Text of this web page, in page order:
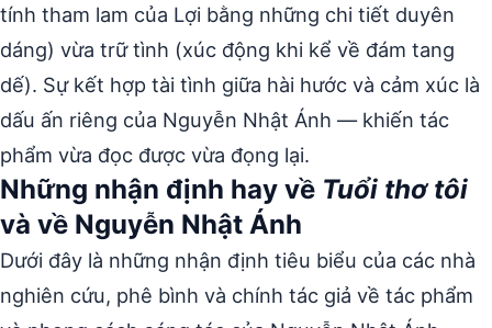
tính tham lam của Lợi bằng những chi tiết duyên
dáng) vừa trữ tình (xúc động khi kể về đám tang
dế). Sự kết hợp tài tình giữa hài hước và cảm xúc là
dấu ấn riêng của Nguyễn Nhật Ánh — khiến tác
phẩm vừa đọc được vừa đọng lại.
Những nhận định hay về Tuổi thơ tôi
và về Nguyễn Nhật Ánh
Dưới đây là những nhận định tiêu biểu của các nhà
nghiên cứu, phê bình và chính tác giả về tác phẩm